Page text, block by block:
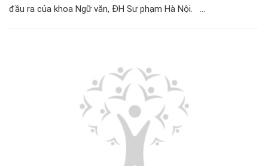
đầu ra của khoa Ngữ văn, ĐH Sư phạm Hà Nội. ...